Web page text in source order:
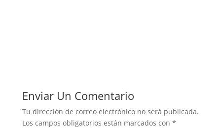
Enviar Un Comentario
Tu dirección de correo electrónico no será publicada.
Los campos obligatorios están marcados con *